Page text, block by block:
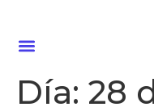
Día: 28